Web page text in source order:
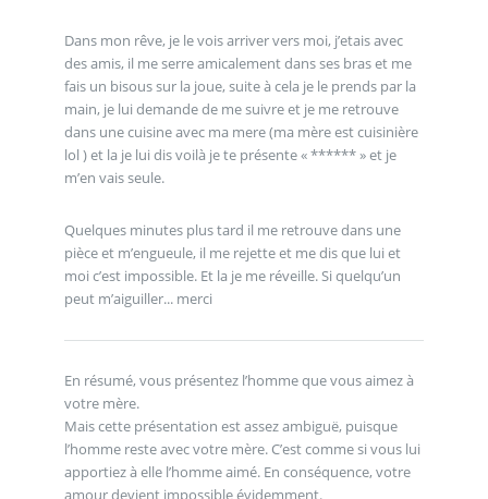
Dans mon rêve, je le vois arriver vers moi, j’etais avec
des amis, il me serre amicalement dans ses bras et me
fais un bisous sur la joue, suite à cela je le prends par la
main, je lui demande de me suivre et je me retrouve
dans une cuisine avec ma mere (ma mère est cuisinière
lol ) et la je lui dis voilà je te présente « ****** » et je
m’en vais seule.
Quelques minutes plus tard il me retrouve dans une
pièce et m’engueule, il me rejette et me dis que lui et
moi c’est impossible. Et la je me réveille. Si quelqu’un
peut m’aiguiller... merci
En résumé, vous présentez l’homme que vous aimez à
votre mère.
Mais cette présentation est assez ambiguë, puisque
l’homme reste avec votre mère. C’est comme si vous lui
apportiez à elle l’homme aimé. En conséquence, votre
amour devient impossible évidemment.